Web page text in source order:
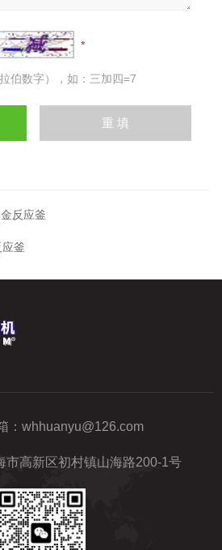
伯数字），如：三加四=7
反应釜
釜
： whhuanyu@126.com
市高新区初村镇山海路200-1号